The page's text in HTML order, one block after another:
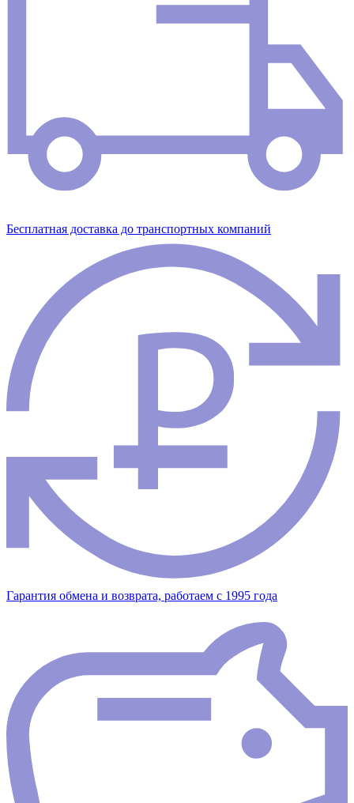
Бесплатная доставка до транспортных компаний
Гарантия обмена и возврата, работаем с 1995 года